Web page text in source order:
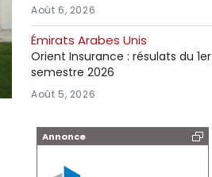
Août 6, 2026
Émirats Arabes Unis
Orient Insurance : résulats du 1er
semestre 2026
Août 5, 2026
Annonce